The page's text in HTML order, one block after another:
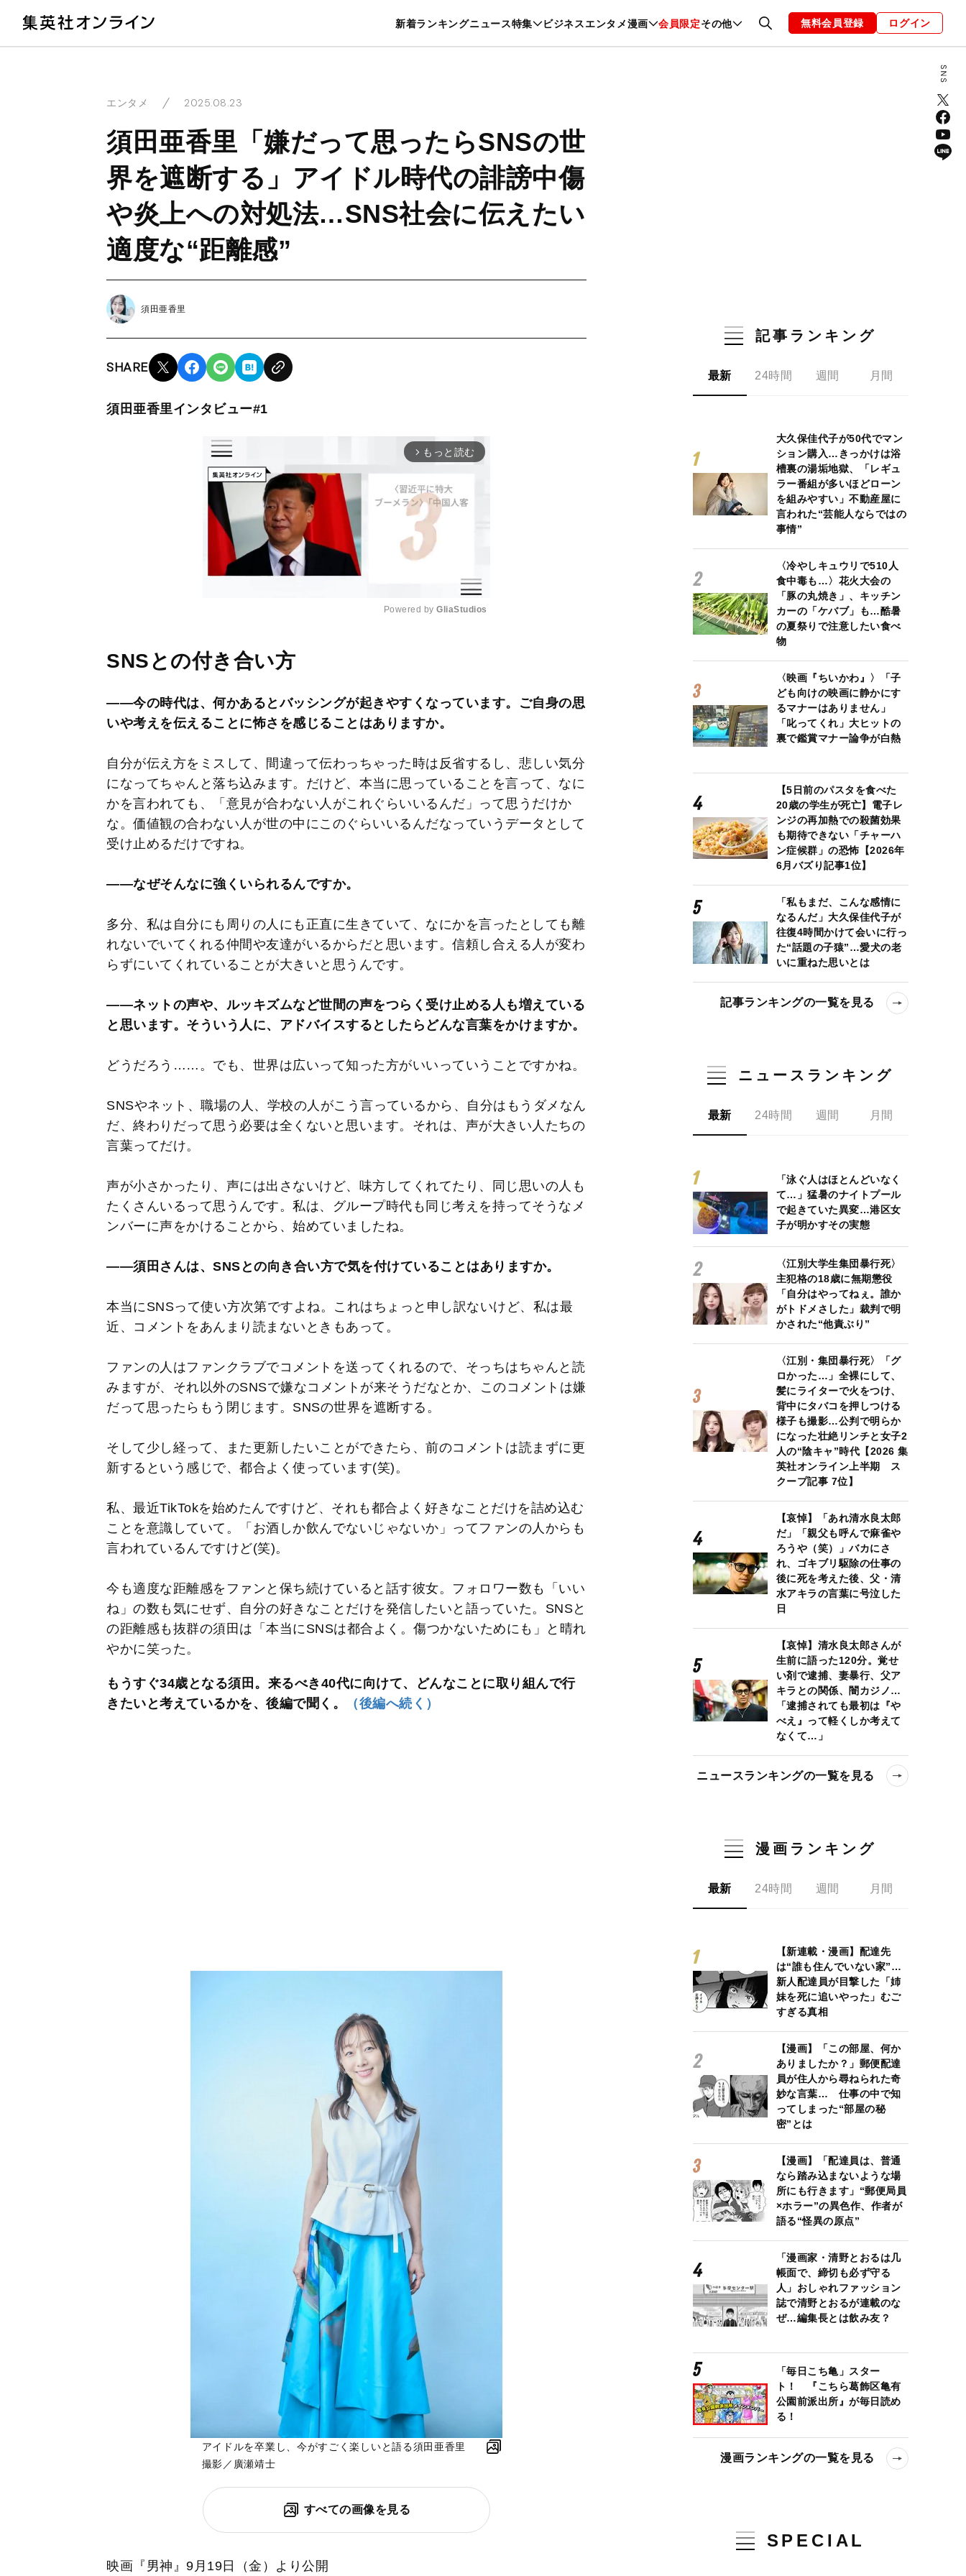
新着ランキングニュース特集 ビジネスエンタメ漫画 会員限定その他
暮らし スポーツ ヘルスケア 美容 グルメ ファッション 恋愛・結婚 編集部 お知らせ
無料会員登録 ログイン
エンタメ 2025.08.23
須田亜香里「嫌だって思ったらSNSの世
界を遮断する」アイドル時代の誹謗中傷
や炎上への対処法…SNS社会に伝えたい
適度な“距離感”
須田亜香里
SHARE
須田亜香里インタビュー#1
arrow_forward_ios もっと読む
e
Powered by GliaStudios
SNSとの付き合い方
――今の時代は、何かあるとバッシングが起きやすくなっています。ご自身の思
いや考えを伝えることに怖さを感じることはありますか。
自分が伝え方をミスして、間違って伝わっちゃった時は反省するし、悲しい気分
になってちゃんと落ち込みます。だけど、本当に思っていることを言って、なに
かを言われても、「意見が合わない人がこれぐらいいるんだ」って思うだけか
な。価値観の合わない人が世の中にこのぐらいいるんだなっていうデータとして
受け止めるだけですね。
――なぜそんなに強くいられるんですか。
多分、私は自分にも周りの人にも正直に生きていて、なにかを言ったとしても離
れないでいてくれる仲間や友達がいるからだと思います。信頼し合える人が変わ
らずにいてくれていることが大きいと思うんです。
――ネットの声や、ルッキズムなど世間の声をつらく受け止める人も増えている
と思います。そういう人に、アドバイスするとしたらどんな言葉をかけますか。
どうだろう……。でも、世界は広いって知った方がいいっていうことですかね。
SNSやネット、職場の人、学校の人がこう言っているから、自分はもうダメなん
だ、終わりだって思う必要は全くないと思います。それは、声が大きい人たちの
言葉ってだけ。
声が小さかったり、声には出さないけど、味方してくれてたり、同じ思いの人も
たくさんいるって思うんです。私は、グループ時代も同じ考えを持ってそうなメ
ンバーに声をかけることから、始めていましたね。
――須田さんは、SNSとの向き合い方で気を付けていることはありますか。
本当にSNSって使い方次第ですよね。これはちょっと申し訳ないけど、私は最
近、コメントをあんまり読まないときもあって。
ファンの人はファンクラブでコメントを送ってくれるので、そっちはちゃんと読
みますが、それ以外のSNSで嫌なコメントが来そうだなとか、このコメントは嫌
だって思ったらもう閉じます。SNSの世界を遮断する。
そして少し経って、また更新したいことができたら、前のコメントは読まずに更
新するという感じで、都合よく使っています(笑)。
私、最近TikTokを始めたんですけど、それも都合よく好きなことだけを詰め込む
ことを意識していて。「お酒しか飲んでないじゃないか」ってファンの人からも
言われているんですけど(笑)。
今も適度な距離感をファンと保ち続けていると話す彼女。フォロワー数も「いい
ね」の数も気にせず、自分の好きなことだけを発信したいと語っていた。SNSと
の距離感も抜群の須田は「本当にSNSは都合よく。傷つかないためにも」と晴れ
やかに笑った。
もうすぐ34歳となる須田。来るべき40代に向けて、どんなことに取り組んで行
きたいと考えているかを、後編で聞く。
（後編へ続く）
アイドルを卒業し、今がすごく楽しいと語る須田亜香里
撮影／廣瀬靖士
すべての画像を見る
映画『男神』9月19日（金）より公開
記事ランキング
最新 24時間 週間 月間
大久保佳代子が50代でマン
ション購入…きっかけは浴
槽裏の湯垢地獄、「レギュ
ラー番組が多いほどローン
を組みやすい」不動産屋に
言われた“芸能人ならではの
事情”
〈冷やしキュウリで510人
食中毒も…〉花火大会の
「豚の丸焼き」、キッチン
カーの「ケバブ」も…酷暑
の夏祭りで注意したい食べ
物
〈映画『ちいかわ』〉「子
ども向けの映画に静かにす
るマナーはありません」
「叱ってくれ」大ヒットの
裏で鑑賞マナー論争が白熱
【5日前のパスタを食べた
20歳の学生が死亡】電子レ
ンジの再加熱での殺菌効果
も期待できない「チャーハ
ン症候群」の恐怖【2026年
6月バズり記事1位】
「私もまだ、こんな感情に
なるんだ」大久保佳代子が
往復4時間かけて会いに行っ
た“話題の子猿”…愛犬の老
いに重ねた思いとは
記事ランキングの一覧を見る
ニュースランキング
最新 24時間 週間 月間
「泳ぐ人はほとんどいなく
て…」猛暑のナイトプール
で起きていた異変…港区女
子が明かすその実態
〈江別大学生集団暴行死〉
主犯格の18歳に無期懲役
「自分はやってねぇ。誰か
がトドメさした」裁判で明
かされた“他責ぶり”
〈江別・集団暴行死〉「グ
ロかった…」全裸にして、
髪にライターで火をつけ、
背中にタバコを押しつける
様子も撮影…公判で明らか
になった壮絶リンチと女子2
人の“陰キャ”時代【2026 集
英社オンライン上半期 ス
クープ記事 7位】
【哀悼】「あれ清水良太郎
だ」「親父も呼んで麻雀や
ろうや（笑）」バカにさ
れ、ゴキブリ駆除の仕事の
後に死を考えた後、父・清
水アキラの言葉に号泣した
日
【哀悼】清水良太郎さんが
生前に語った120分。覚せ
い剤で逮捕、妻暴行、父ア
キラとの関係、闇カジノ…
「逮捕されても最初は『や
べえ』って軽くしか考えて
なくて…」
ニュースランキングの一覧を見る
漫画ランキング
最新 24時間 週間 月間
【新連載・漫画】配達先
は“誰も住んでいない家”…
新人配達員が目撃した「姉
妹を死に追いやった」むご
すぎる真相
【漫画】「この部屋、何か
ありましたか？」郵便配達
員が住人から尋ねられた奇
妙な言葉… 仕事の中で知
ってしまった“部屋の秘
密”とは
【漫画】「配達員は、普通
なら踏み込まないような場
所にも行きます」“郵便局員
×ホラー”の異色作、作者が
語る“怪異の原点”
「漫画家・清野とおるは几
帳面で、締切も必ず守る
人」おしゃれファッション
誌で清野とおるが連載のな
ぜ…編集長とは飲み友？
「毎日こち亀」スター
ト！ 『こちら葛飾区亀有
公園前派出所』が毎日読め
る！
漫画ランキングの一覧を見る
SPECIAL